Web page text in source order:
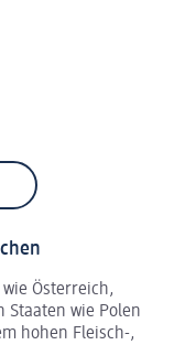
Österreich,
Staaten wie Polen
hohen Fleisch-,